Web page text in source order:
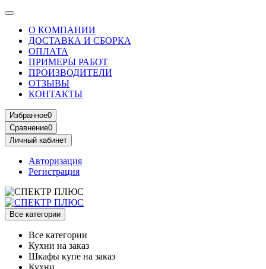
О КОМПАНИИ
ДОСТАВКА И СБОРКА
ОПЛАТА
ПРИМЕРЫ РАБОТ
ПРОИЗВОДИТЕЛИ
ОТЗЫВЫ
КОНТАКТЫ
Избранное0
Сравнение0
Личный кабинет
Авторизация
Регистрация
Все категории
Все категории
Кухни на заказ
Шкафы купе на заказ
Кухни